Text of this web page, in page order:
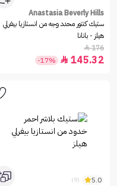
Anastasia Beverly Hills
ستيك كنتور محدد وجه من انستازيا بيفرلي
هيلز - بانانا
176

145.32

-17%
5.0
(9)